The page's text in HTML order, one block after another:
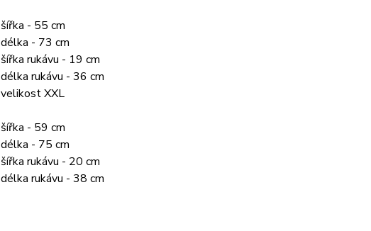
šířka - 55 cm
délka - 73 cm
šířka rukávu - 19 cm
délka rukávu - 36 cm
velikost XXL
šířka - 59 cm
délka - 75 cm
šířka rukávu - 20 cm
délka rukávu - 38 cm